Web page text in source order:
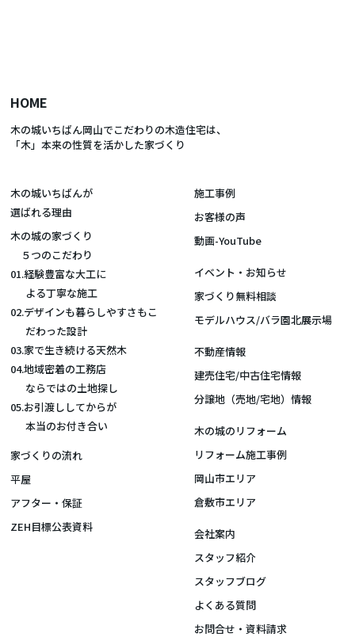
HOME
木の城いちばん岡山でこだわりの木造住宅は、
「木」本来の性質を活かした家づくり
木の城いちばんが
選ばれる理由
木の城の家づくり
５つのこだわり
01.経験豊富な大工に
よる丁寧な施工
02.デザインも暮らしやすさもこ
だわった設計
03.家で生き続ける天然木
04.地域密着の工務店
ならではの土地探し
05.お引渡ししてからが
本当のお付き合い
家づくりの流れ
平屋
アフター・保証
ZEH目標公表資料
施工事例
お客様の声
動画-YouTube
イベント・お知らせ
家づくり無料相談
モデルハウス/バラ園北展示場
不動産情報
建売住宅/中古住宅情報
分譲地（売地/宅地）情報
木の城のリフォーム
リフォーム施工事例
岡山市エリア
倉敷市エリア
会社案内
スタッフ紹介
スタッフブログ
よくある質問
お問合せ・資料請求